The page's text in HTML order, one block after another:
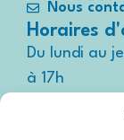
Nous
Horaires
Du lundi au
à 17h